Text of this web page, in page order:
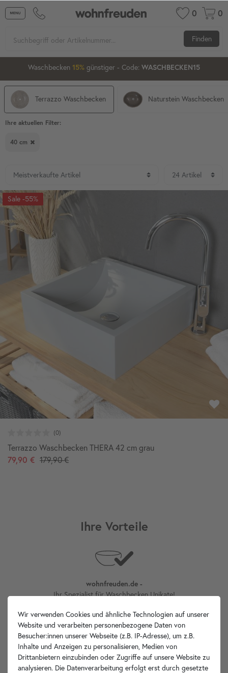
0 0
Finden
2 10 09 11
Waschbecken 15% günstiger - Code: WASCHBECKEN15
20%
Naturstein Waschbecken
Terrazzo Waschbecken
Ihre aktuellen Filter:
40 cm
-55%
Terrazzo Waschbecken THERA 42 cm grau
79,90 € 179,90 €
Ihre Vorteile
wohnfreuden.de -
Ihr Spezialist für Waschbecken Unikate!
InternationalerVersand
Wir verwenden Cookies und ähnliche Technologien auf unserer
Website und verarbeiten personenbezogene Daten von
Besucher:innen unserer Webseite (z.B. IP-Adresse), um z.B.
Inhalte und Anzeigen zu personalisieren, Medien von
Drittanbietern einzubinden oder Zugriffe auf unsere Website zu
analysieren. Die Datenverarbeitung erfolgt erst durch gesetzte